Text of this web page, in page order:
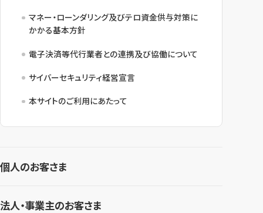
マネー・ローンダリング及びテロ資金供与対策に
かかる基本方針
電子決済等代行業者との連携及び協働について
サイバーセキュリティ経営宣言
本サイトのご利用にあたって
個人のお客さま
法人・事業主のお客さま